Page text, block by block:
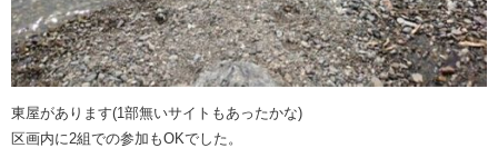
東屋があります(1部無いサイトもあったかな)
区画内に2組での参加もOKでした。